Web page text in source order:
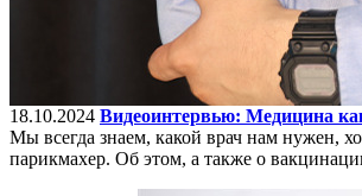
18.10.2024 Видеоинтервью: Медицина
Мы всегда знаем, какой врач нам нужен,
парикмахер. Об этом, а также о